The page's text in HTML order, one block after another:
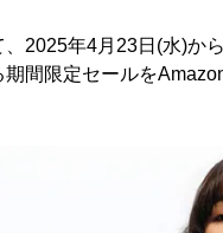
2025年4月23日(水)か
間限定セールを